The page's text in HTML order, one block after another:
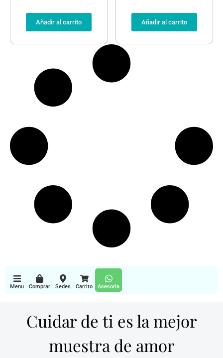
Añadir al carrito Añadir al carrito
Menu Comprar Sedes Carrito Asesoría
Cuidar de ti es la mejor
muestra de amor